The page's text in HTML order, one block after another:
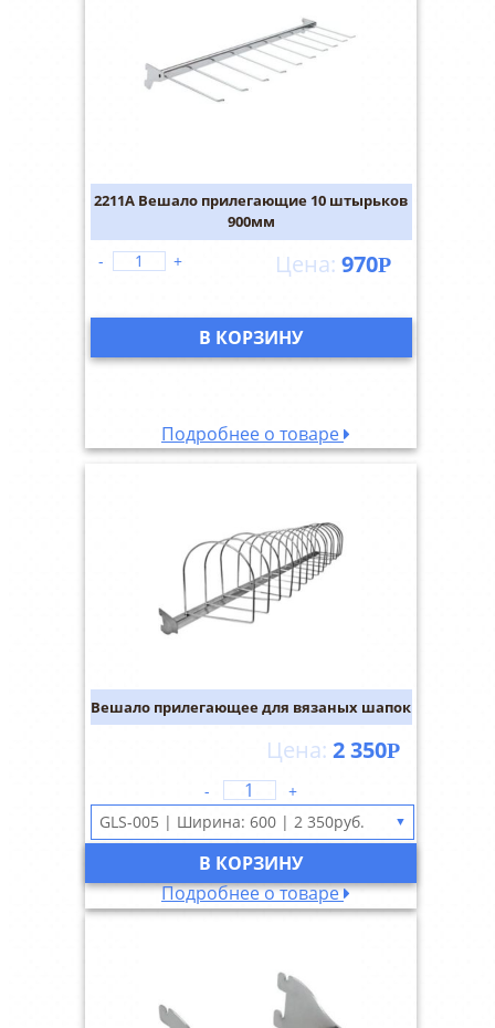
2211A Вешало прилегающие 10 штырьков
900мм
970Р
- +
В КОРЗИНУ
Подробнее о товаре
Вешало прилегающее для вязаных шапок
2 350Р
- +
В КОРЗИНУ
▼
Подробнее о товаре